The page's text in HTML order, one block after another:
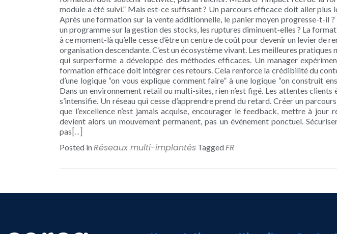
module a été suivi.” Mais est-ce suffisant ? Un parcours efficace doit aller
Après une formation sur la vente additionnelle, le panier moyen progresse-t-il
un programme sur la gestion des stocks, les ruptures diminuent-elles ? La
à ce moment-là qu’elle cesse d’être un centre de coût pour devenir un levier
organisation descendante. C’est un écosystème vivant. Les meilleures
qui surperforme a développé des méthodes efficaces. Un manager
formation efficace doit intégrer ces retours. Cela renforce la crédibilité du
d’une logique “on vous explique comment faire” à une logique “on construit
Dans un environnement retail ou multi-sites, rien n’est figé. Les attentes
s’intensifie. Un réseau qui cesse d’apprendre prend du retard. Créer un
que l’excellence n’est jamais acquise, encourager le feedback, mettre à
devient alors un mouvement permanent, pas un événement ponctuel.
pas […]
Posted inRéseaux multi-implantés TaggedFR